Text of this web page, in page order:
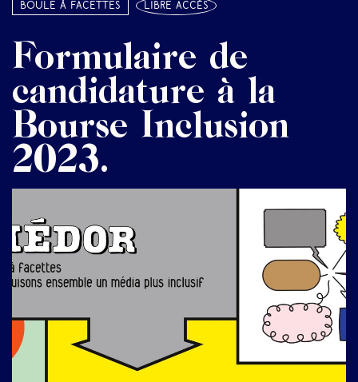
Boule à facettes libre accès
Formulaire de
candidature à la
Bourse Inclusion
2023.